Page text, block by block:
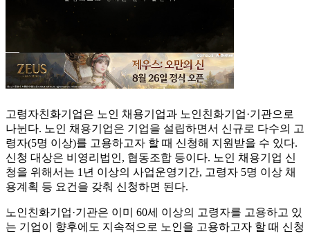
고령자친화기업은 노인 채용기업과 노인친화기업·기관으로
나뉜다. 노인 채용기업은 기업을 설립하면서 신규로 다수의 고
령자(5명 이상)를 고용하고자 할 때 신청해 지원받을 수 있다.
신청 대상은 비영리법인, 협동조합 등이다. 노인 채용기업 신
청을 위해서는 1년 이상의 사업운영기간, 고령자 5명 이상 채
용계획 등 요건을 갖춰 신청하면 된다.
노인친화기업·기관은 이미 60세 이상의 고령자를 고용하고 있
는 기업이 향후에도 지속적으로 노인을 고용하고자 할 때 신청